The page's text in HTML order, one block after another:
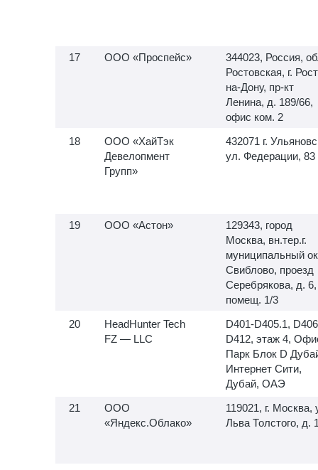
ООО «Проспейс»
344023, Россия,
Ростовская, г.
на-Дону, пр-кт
Ленина, д. 189/66,
офис ком. 2
ООО «ХайТэк
Девелопмент
Групп»
432071 г.
ул. Федерации, 83
ООО «Астон»
129343, город
Москва, вн.тер.г.
муниципальный
Свиблово, проезд
Серебрякова, д. 6,
помещ. 1/3
HeadHunter Tech
FZ — LLC
D401-D405.1,
D412, этаж 4,
Парк Блок D
Интернет Сити,
Дубай, ОАЭ
ООО
«Яндекс.Облако»
119021, г. Москва,
Льва Толстого, д.